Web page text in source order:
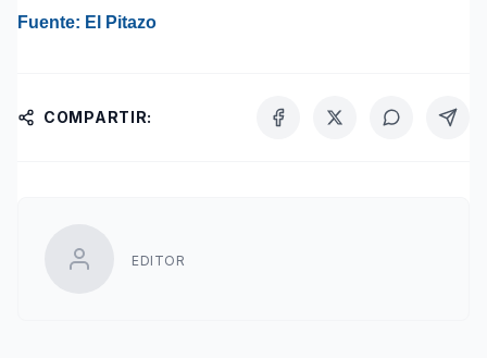
Fuente: El Pitazo
COMPARTIR:
EDITOR